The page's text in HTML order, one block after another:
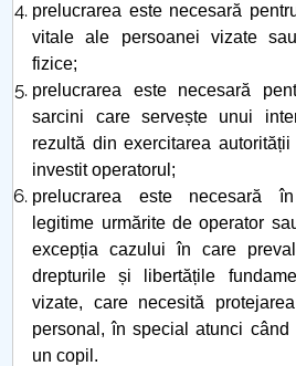
prelucrarea este necesară
vitale ale persoanei vizate
fizice;
prelucrarea este necesară
sarcini care servește unui
rezultă din exercitarea
investit operatorul;
prelucrarea este necesară
legitime urmărite de operator
excepția cazului în care
drepturile și libertățile
vizate, care necesită
personal, în special atunci când
un copil.